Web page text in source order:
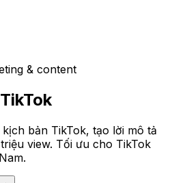
& content
bản TikTok, tạo lời mô tả
view. Tối ưu cho TikTok